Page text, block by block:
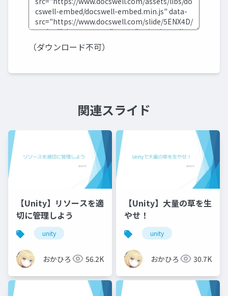
（ダウンロード不可）
関連スライド
【Unity】リソースを適
切に管理しよう
unity
おかひろ 56.2K
【Unity】大量の草を生
やせ！
unity
おかひろ 30.7K